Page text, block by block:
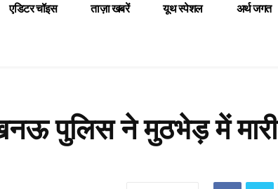
एडिटर चॉइस ताज़ा खबरें यूथ स्पेशल अर्थ जगत
पुलिस ने मुठभेड़ में मारी